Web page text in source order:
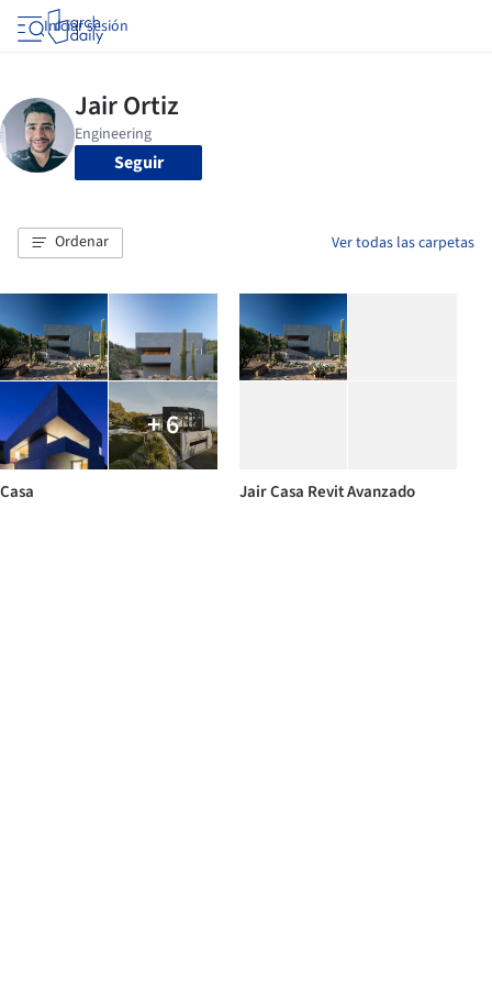
Iniciar sesión
Seguir
Ordenar Ver todas las carpetas
+ 6
Casa Jair Casa Revit Avanzado